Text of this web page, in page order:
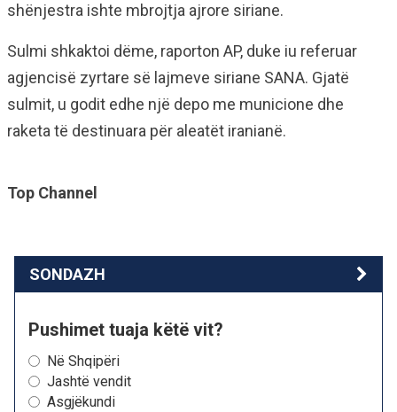
shënjestra ishte mbrojtja ajrore siriane.
Sulmi shkaktoi dëme, raporton AP, duke iu referuar
agjencisë zyrtare së lajmeve siriane SANA. Gjatë
sulmit, u godit edhe një depo me municione dhe
raketa të destinuara për aleatët iranianë.
Top Channel
SONDAZH
Pushimet tuaja këtë vit?
Në Shqipëri
Jashtë vendit
Asgjëkundi